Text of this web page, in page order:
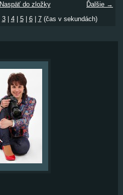
Ďalšie →
Naspäť do zložky
3| 4| 5| 6| 7(čas v sekundách)